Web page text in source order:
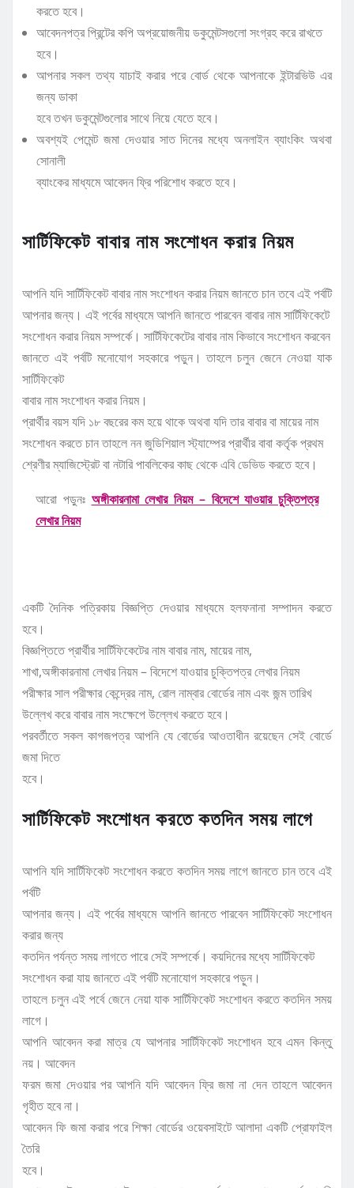
করতে হবে।
আবেদনপত্র প্রিন্টের কপি অপ্রয়োজনীয় ডকুমেন্টসগুলো সংগ্রহ করে রাখতে
হবে।
আপনার সকল তথ্য যাচাই করার পরে বোর্ড থেকে আপনাকে ইন্টারভিউ এর
জন্য ডাকা
হবে তখন ডকুমেন্টগুলোর সাথে নিয়ে যেতে হবে।
অবশ্যই পেমেন্ট জমা দেওয়ার সাত দিনের মধ্যে অনলাইন ব্যাংকিং অথবা
সোনালী
ব্যাংকের মাধ্যমে আবেদন ফ্রি পরিশোধ করতে হবে।
সার্টিফিকেট বাবার নাম সংশোধন করার নিয়ম
আপনি যদি সার্টিফিকেট বাবার নাম সংশোধন করার নিয়ম জানতে চান তবে এই পর্বটি
আপনার জন্য। এই পর্বের মাধ্যমে আপনি জানতে পারবেন বাবার নাম সার্টিফিকেটে
সংশোধন করার নিয়ম সম্পর্কে। সার্টিফিকেটের বাবার নাম কিভাবে সংশোধন করবেন
জানতে এই পর্বটি মনোযোগ সহকারে পড়ুন। তাহলে চলুন জেনে নেওয়া যাক
সার্টিফিকেট
বাবার নাম সংশোধন করার নিয়ম।
প্রার্থীর বয়স যদি ১৮ বছরের কম হয়ে থাকে অথবা যদি তার বাবার বা মায়ের নাম
সংশোধন করতে চান তাহলে নন জুডিশিয়াল স্ট্যাম্পের প্রার্থীর বাবা কর্তৃক প্রথম
শ্রেণীর ম্যাজিস্ট্রেট বা নটারি পাবলিকের কাছ থেকে এবি ডেভিড করতে হবে।
আরো পড়ুনঃ অঙ্গীকারনামা লেখার নিয়ম – বিদেশে যাওয়ার চুক্তিপত্র
লেখার নিয়ম
একটি দৈনিক পত্রিকায় বিজ্ঞপ্তি দেওয়ার মাধ্যমে হলফনানা সম্পাদন করতে
হবে।
বিজ্ঞপ্তিতে প্রার্থীর সার্টিফিকেটের নাম বাবার নাম, মায়ের নাম,
শাখা,অঙ্গীকারনামা লেখার নিয়ম – বিদেশে যাওয়ার চুক্তিপত্র লেখার নিয়ম
পরীক্ষার সাল পরীক্ষার কেন্দ্রের নাম, রোল নাম্বার বোর্ডের নাম এবং জন্ম তারিখ
উল্লেখ করে বাবার নাম সংক্ষেপে উল্লেখ করতে হবে।
পরবর্তীতে সকল কাগজপত্র আপনি যে বোর্ডের আওতাধীন রয়েছেন সেই বোর্ডে
জমা দিতে
হবে।
সার্টিফিকেট সংশোধন করতে কতদিন সময় লাগে
আপনি যদি সার্টিফিকেট সংশোধন করতে কতদিন সময় লাগে জানতে চান তবে এই
পর্বটি
আপনার জন্য। এই পর্বের মাধ্যমে আপনি জানতে পারবেন সার্টিফিকেট সংশোধন
করার জন্য
কতদিন পর্যন্ত সময় লাগতে পারে সেই সম্পর্কে। কয়দিনের মধ্যে সার্টিফিকেট
সংশোধন করা যায় জানতে এই পর্বটি মনোযোগ সহকারে পড়ুন।
তাহলে চলুন এই পর্বে জেনে নেয়া যাক সার্টিফিকেট সংশোধন করতে কতদিন সময়
লাগে।
আপনি আবেদন করা মাত্র যে আপনার সার্টিফিকেট সংশোধন হবে এমন কিন্তু
নয়। আবেদন
ফরম জমা দেওয়ার পর আপনি যদি আবেদন ফ্রি জমা না দেন তাহলে আবেদন
গৃহীত হবে না।
আবেদন ফি জমা করার পরে শিক্ষা বোর্ডের ওয়েবসাইটে আলাদা একটি প্রোফাইল
তৈরি
হবে।